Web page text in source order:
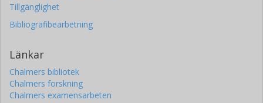
Tillgänglighet
Bibliografibearbetning
Länkar
Chalmers bibliotek
Chalmers forskning
Chalmers examensarbeten